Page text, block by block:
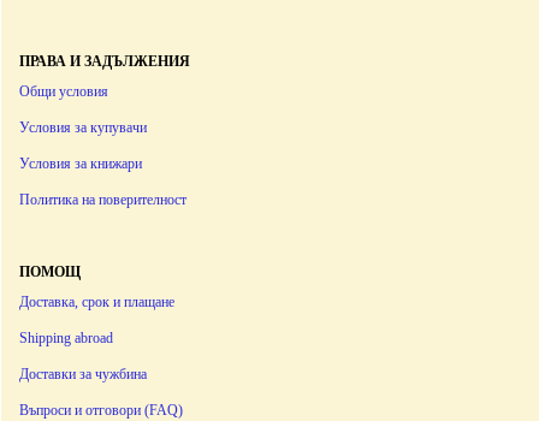
ПРАВА И ЗАДЪЛЖЕНИЯ
Общи условия
Условия за купувачи
Условия за книжари
Политика на поверителност
ПОМОЩ
Доставка, срок и плащане
Shipping abroad
Доставки за чужбина
Въпроси и отговори (FAQ)